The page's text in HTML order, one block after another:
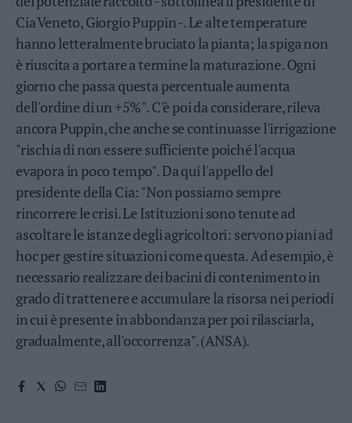
Leggi/Abbonati
Newsletter
Casa
Radio
Dolomiti
Social media
Cia Veneto, Giorgio Puppin -. Le alte temperature
hanno letteralmente bruciato la pianta; la spiga non
è riuscita a portare a termine la maturazione. Ogni
giorno che passa questa percentuale aumenta
dell'ordine di un +5%". C'è poi da considerare, rileva
ancora Puppin, che anche se continuasse l'irrigazione
"rischia di non essere sufficiente poiché l'acqua
evapora in poco tempo". Da qui l'appello del
presidente della Cia: "Non possiamo sempre
rincorrere le crisi. Le Istituzioni sono tenute ad
ascoltare le istanze degli agricoltori: servono piani ad
hoc per gestire situazioni come questa. Ad esempio, è
necessario realizzare dei bacini di contenimento in
grado di trattenere e accumulare la risorsa nei periodi
in cui è presente in abbondanza per poi rilasciarla,
gradualmente, all'occorrenza". (ANSA).